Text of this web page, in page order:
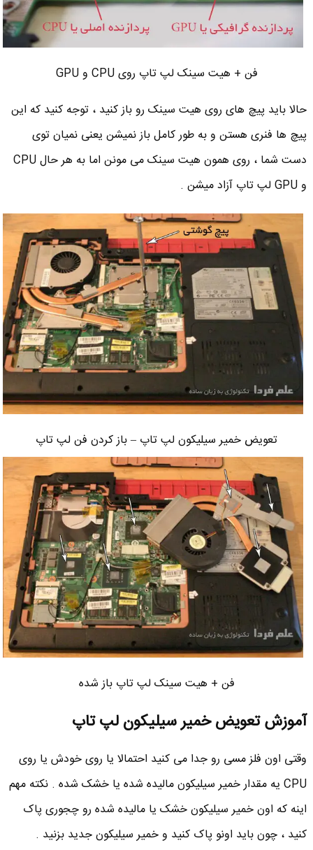
فن + هیت سینک لپ تاپ روی CPU و GPU
حالا باید پیچ های روی هیت سینک رو باز کنید ، توجه کنید که این
پیچ ها فنری هستن و به طور کامل باز نمیشن یعنی نمیان توی
دست شما ، روی همون هیت سینک می مونن اما به هر حال CPU
و GPU لپ تاپ آزاد میشن .
تعویض خمیر سیلیکون لپ تاپ – باز کردن فن لپ تاپ
فن + هیت سینک لپ تاپ باز شده
آموزش تعویض خمیر سیلیکون لپ تاپ
وقتی اون فلز مسی رو جدا می کنید احتمالا یا روی خودش یا روی
CPU یه مقدار خمیر سیلیکون مالیده شده یا خشک شده . نکته مهم
اینه که اون خمیر سیلیکون خشک یا مالیده شده رو چجوری پاک
کنید ، چون باید اونو پاک کنید و خمیر سیلیکون جدید بزنید .